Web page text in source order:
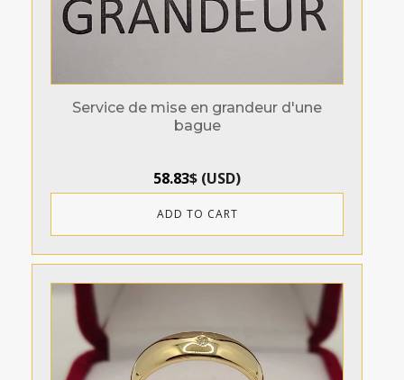
Service de mise en grandeur d'une
bague
58.83$ (USD)
ADD TO CART